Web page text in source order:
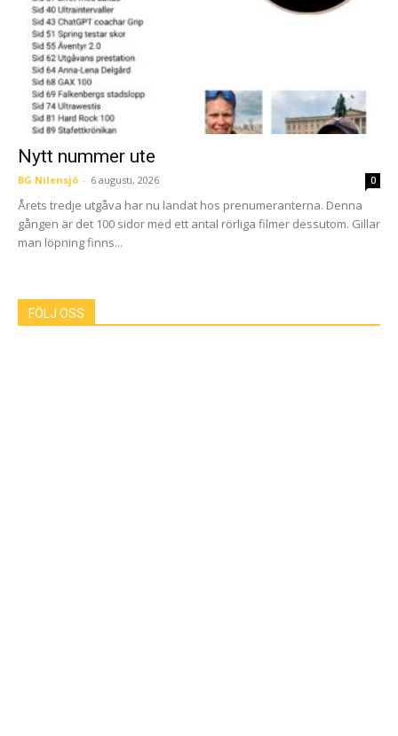
Nytt nummer ute
BG Nilensjö - 6 augusti, 2026 0
Årets tredje utgåva har nu landat hos prenumeranterna. Denna
gången är det 100 sidor med ett antal rörliga filmer dessutom. Gillar
man löpning finns...
FÖLJ OSS